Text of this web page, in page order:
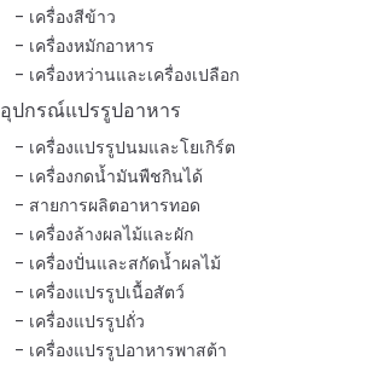
เครื่องสีข้าว
เครื่องหมักอาหาร
เครื่องหว่านและเครื่องเปลือก
อุปกรณ์แปรรูปอาหาร
เครื่องแปรรูปนมและโยเกิร์ต
เครื่องกดน้ำมันพืชกินได้
สายการผลิตอาหารทอด
เครื่องล้างผลไม้และผัก
เครื่องปั่นและสกัดน้ำผลไม้
เครื่องแปรรูปเนื้อสัตว์
เครื่องแปรรูปถั่ว
เครื่องแปรรูปอาหารพาสต้า